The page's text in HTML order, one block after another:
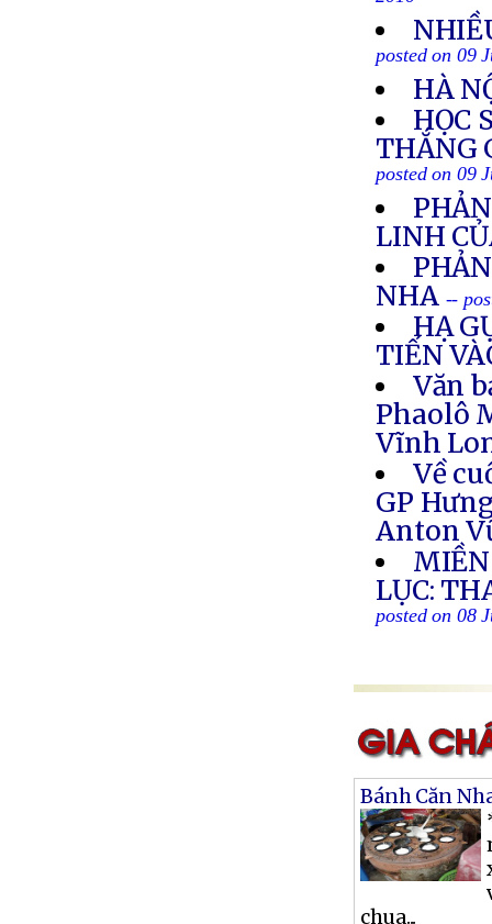
posted on 09
HÀ
HỌC
THẮNG
posted on 09
LINH
NHA --
HẠ
TIẾN
Văn
Phaolô
Vĩnh
Về
GP
Anton
LỤC:
posted on 08
Bánh Căn
chua...